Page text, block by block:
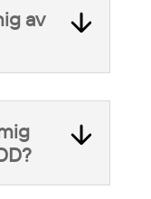
av